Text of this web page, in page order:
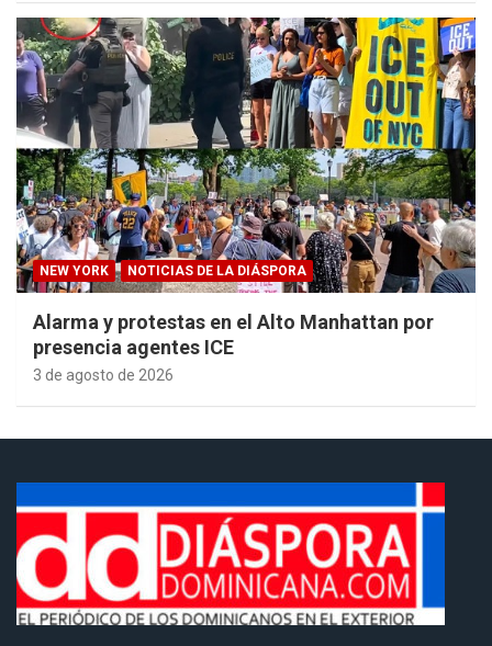
NEW YORK NOTICIAS DE LA DIÁSPORA
Alarma y protestas en el Alto Manhattan por
presencia agentes ICE
3 de agosto de 2026